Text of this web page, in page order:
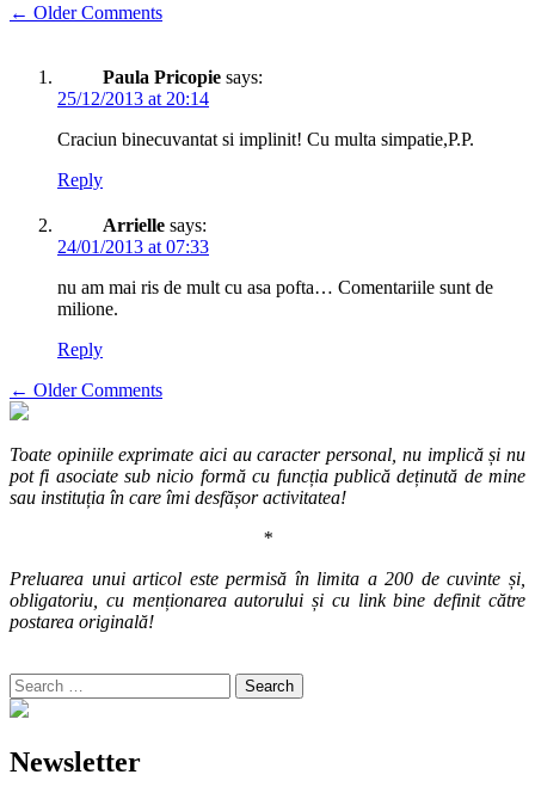
Comment
← Older Comments
Paula Pricopie says:
25/12/2013 at 20:14
Craciun binecuvantat si implinit! Cu multa simpatie,P.P.
Reply
Arrielle says:
24/01/2013 at 07:33
nu am mai ris de mult cu asa pofta… Comentariile sunt de
milione.
Reply
Comment
navigation
← Older Comments
Toate opiniile exprimate aici au caracter personal, nu implică și nu
pot fi asociate sub nicio formă cu funcția publică deținută de mine
sau instituția în care îmi desfășor activitatea!
*
Preluarea unui articol este permisă în limita a 200 de cuvinte și,
obligatoriu, cu menționarea autorului și cu link bine definit către
postarea originală!
Search
for:
Newsletter